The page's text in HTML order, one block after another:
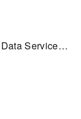
Silverlight中服务通信方式的选择(WCF、Data Service、Ria Service)